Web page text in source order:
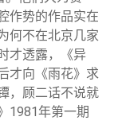
作势的作品实在
何不在北京几家
才透露，《异
才向《雨花》求
，顾二话不说就
1981年第一期